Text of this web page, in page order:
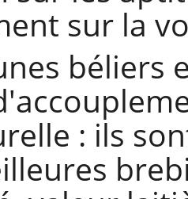
sur la
béliers
: ils